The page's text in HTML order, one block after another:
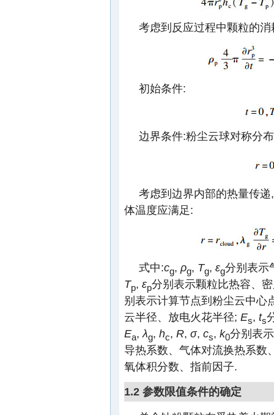
考虑到反应过程中颗粒的
初始条件:
边界条件:粉尘云球对称分
考虑到边界内部的热量传
体温度应满足:
式中:cg, ρg, Tg, εg分别表示
Tp, εp分别表示颗粒比热容、
别表示计算节点到粉尘云中心
云半径、放电火花半径; Es, ts
Ea, λg, hc, R, σ, cs, k0分别表
导热系数、气体对流换热系数
氧体积分数、指前因子.
1.2 参数限值条件的确定